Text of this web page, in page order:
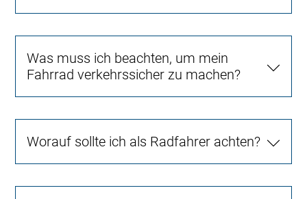
Was muss ich beachten, um mein
Fahrrad verkehrssicher zu machen?
Worauf sollte ich als Radfahrer achten?